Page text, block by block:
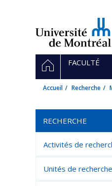
Navigation
principale
ACCUEIL
FACULTÉ
Accueil Recherche
RECHERCHE
Activités de
Unités de recherche